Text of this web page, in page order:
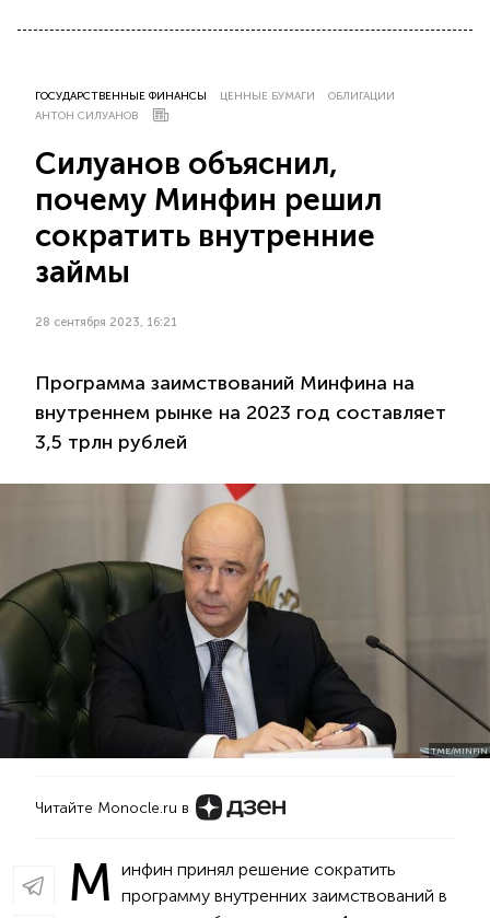
ГОСУДАРСТВЕННЫЕ ФИНАНСЫ ЦЕННЫЕ БУМАГИ
ОБЛИГАЦИИ
АНТОН СИЛУАНОВ
Силуанов объяснил,
почему Минфин решил
сократить внутренние
займы
28 сентября 2023, 16:21
Программа заимствований Минфина на
внутреннем рынке на 2023 год составляет
3,5 трлн рублей
T.ME/MINFIN
Читайте Monocle.ru в
М инфин принял решение сократить
программу внутренних заимствований в